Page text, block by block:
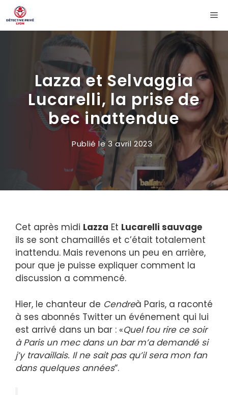
Aller
au
contenu
Lazza et Selvaggia
Lucarelli, la prise de
bec inattendue
Publié le3 avril 2023
Cet après midi Lazza Et Lucarelli sauvage
ils se sont chamaillés et c’était totalement
inattendu. Mais revenons un peu en arrière,
pour que je puisse expliquer comment la
discussion a commencé.
Hier, le chanteur de Cendreà Paris, a raconté
à ses abonnés Twitter un événement qui lui
est arrivé dans un bar : «Quel fou rire ce soir
à Paris un mec dans un bar m’a demandé si
j’y travaillais. Il ne sait pas qu’il sera mon fan
dans quelques années“.